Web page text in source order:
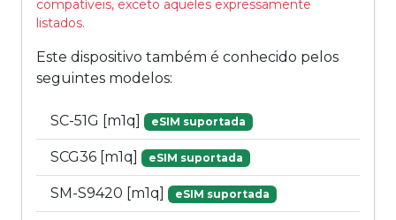
compatíveis, exceto aqueles expressamente
listados.
Este dispositivo também é conhecido pelos
seguintes modelos:
SC-51G [m1q] eSIM suportada
SCG36 [m1q] eSIM suportada
SM-S9420 [m1q] eSIM suportada